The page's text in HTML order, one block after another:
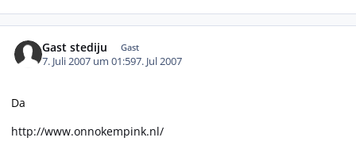
Gast stediju Gast
7. Juli 2007 um 01:597. Jul 2007
Da
http://www.onnokempink.nl/